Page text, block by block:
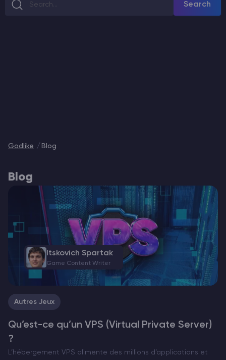
Search
Godlike Blog
Blog
Autres Jeux
Qu’est-ce qu’un VPS (Virtual Private Server)
?
L’hébergement VPS alimente des millions d’applications et
Itskovich Spartak
Game Content Writer